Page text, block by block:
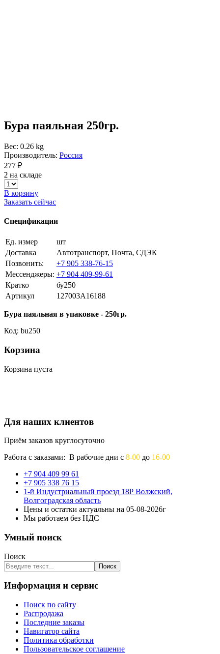
Бура паяльная 250гр.
Вес: 0.26 kg
Производитель: Россия
277 ₽
2 на складе
В корзину
Заказать сейчас
Спецификации
Ед. измер
шт
Доставка
Автотранспорт, Почта, СДЭК
Позвонить:
+7 905 338-76-15
Мессенджеры: +7 904 409-99-61
Кратко
бу250
Артикул
127003A16188
Бура паяльная в упаковке - 250гр.
Код: bu250
Корзина
Корзина пуста
Для наших клиентов
Приём заказов круглосуточно
Работа с заказами: В рабочие дни с 8-00 до 16-00
+7 904 409 99 61
+7 905 338 76 15
1-й Индустриальный проезд 18Р Волжский,
Волгоградская область
Цены и остатки актуальны на 05-08-2026г
Мы работаем без НДС
Умный поиск
Поиск
Поиск
Информация и сервис
Поиск по сайту
Распродажа
Последние заказы
Навигатор сайта
Политика обработки
Пользовательское соглашение